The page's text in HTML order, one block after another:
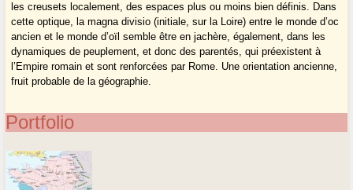
les creusets localement, des espaces plus ou moins bien définis. Dans
cette optique, la magna divisio (initiale, sur la Loire) entre le monde d’oc
ancien et le monde d’oïl semble être en jachère, également, dans les
dynamiques de peuplement, et donc des parentés, qui préexistent à
l’Empire romain et sont renforcées par Rome. Une orientation ancienne,
fruit probable de la géographie.
Portfolio